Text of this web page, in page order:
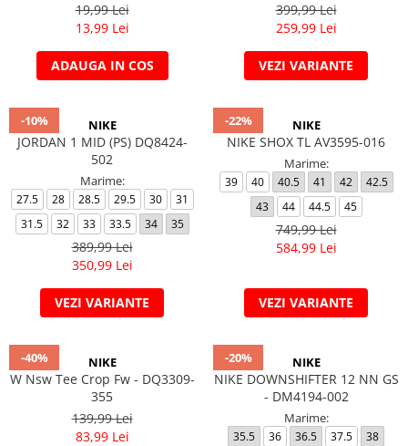
19,99 Lei
13,99 Lei
ADAUGA IN COS
399,99 Lei
259,99 Lei
VEZI VARIANTE
-10% NIKE
JORDAN 1 MID (PS) DQ8424-
502
Marime:
27.5 28 28.5 29.5 30
31
31.5
32 33 33.5 34 35
389,99 Lei
350,99 Lei
VEZI VARIANTE
-22% NIKE
NIKE SHOX TL AV3595-016
Marime:
39 40 40.5 41 42
42.5
43
44 44.5 45
749,99 Lei
584,99 Lei
VEZI VARIANTE
-40% NIKE
W Nsw Tee Crop Fw - DQ3309-
355
139,99 Lei
83,99 Lei
-20% NIKE
NIKE DOWNSHIFTER 12 NN GS
- DM4194-002
Marime:
35.5 36 36.5 37.5
38